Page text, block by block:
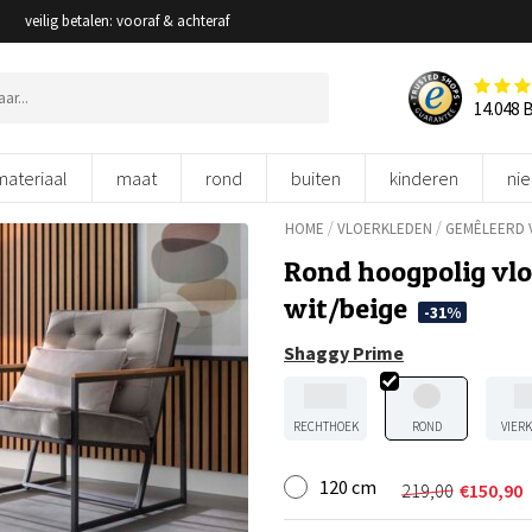
veilig betalen: vooraf & achteraf
14.048
maat rond buiten kinderen
HOME /VLOERKLEDEN / GEMÊLEERD
Rond hoogpolig
wit/beige
-31%
Shaggy Prime
RECHTHOEK ROND
120 cm 219,00
prijs
€150,90
Huidige
prijs